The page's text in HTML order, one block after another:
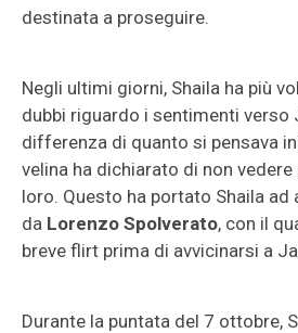
destinata a proseguire.
Negli ultimi giorni, Shaila ha più
dubbi riguardo i sentimenti verso
differenza di quanto si pensava
velina ha dichiarato di non
loro. Questo ha portato Shaila ad
da Lorenzo Spolverato, con il
breve flirt prima di avvicinarsi a
Durante la puntata del 7 ottobre,